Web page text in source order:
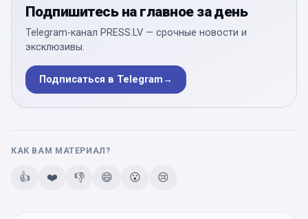
Подпишитесь на главное за день
Telegram-канал PRESS.LV — срочные новости и
эксклюзивы.
Подписаться в Telegram→
КАК ВАМ МАТЕРИАЛ?
👍 ❤️ 👎 😄 😮 😢